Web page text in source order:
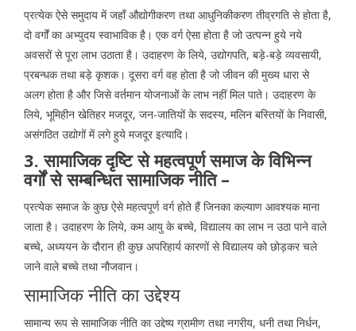
प्रत्येक ऐसे समुदाय में जहाँ औद्योगीकरण तथा आधुनिकीकरण तीव्रगति से होता है,
दो वर्गों का अभ्युदय स्वाभाविक है। एक वर्ग ऐसा होता है जो उत्पन्न हुये नये
अवसरों से पूरा लाभ उठाता है। उदाहरण के लिये, उद्योगपति, बड़े-बड़े व्यवसायी,
प्रबन्धक तथा बड़े कृशक। दूसरा वर्ग वह होता है जो जीवन की मुख्य धारा से
अलग होता है और जिसे वर्तमान योजनाओं के लाभ नहीं मिल पाते। उदाहरण के
लिये, भूमिहीन खेतिहर मजदूर, जन-जातियों के सदस्य, मलिन बस्तियों के निवासी,
असंगठित उद्योगों में लगे हुये मजदूर इत्यादि।
3. सामाजिक दृष्टि से महत्वपूर्ण समाज के विभिन्न
वर्गों से सम्बन्धित सामाजिक नीति –
प्रत्येक समाज के कुछ ऐसे महत्वपूर्ण वर्ग होते हैं जिनका कल्याण आवश्यक माना
जाता है। उदाहरण के लिये, कम आयु के बच्चे, विद्यालय का लाभ न उठा पाने वाले
बच्चे, अध्ययन के दौरान ही कुछ अपरिहार्य कारणों से विद्यालय को छोड़कर चले
जाने वाले बच्चे तथा नौजवान।
सामाजिक नीति का उद्देश्य
सामान्य रूप से सामाजिक नीति का उद्देष्य ग्रामीण तथा नगरीय, धनी तथा निर्धन,